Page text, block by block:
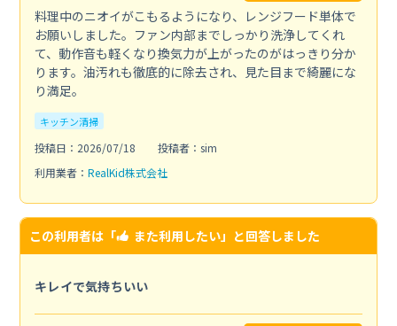
料理中のニオイがこもるようになり、レンジフード単体で
お願いしました。ファン内部までしっかり洗浄してくれ
て、動作音も軽くなり換気力が上がったのがはっきり分か
ります。油汚れも徹底的に除去され、見た目まで綺麗にな
り満足。
キッチン清掃
投稿日：2026/07/18
投稿者：sim
利用業者： RealKid株式会社
この利用者は「 また利用したい」と回答しました
キレイで気持ちいい